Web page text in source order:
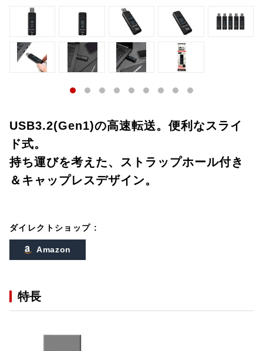
USB3.2(Gen1)の高速転送。便利なスライ
ド式。
持ち運びを考えた、ストラップホール付き
＆キャップレスデザイン。
ダイレクトショップ :
Amazon
特長